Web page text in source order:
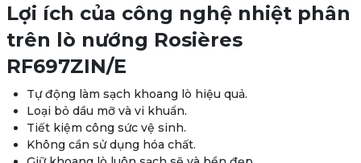
Lợi ích của công nghệ nhiệt phân
trên lò nướng Rosières
RF697ZIN/E
Tự động làm sạch khoang lò hiệu quả.
Loại bỏ dầu mỡ và vi khuẩn.
Tiết kiệm công sức vệ sinh.
Không cần sử dụng hóa chất.